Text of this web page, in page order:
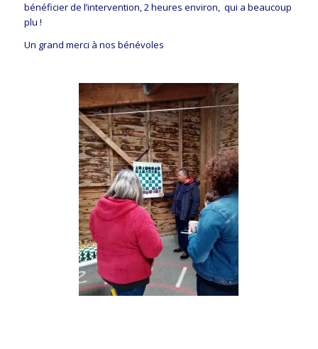
bénéficier de l’intervention, 2 heures environ, qui a beaucoup
plu !
Un grand merci à nos bénévoles